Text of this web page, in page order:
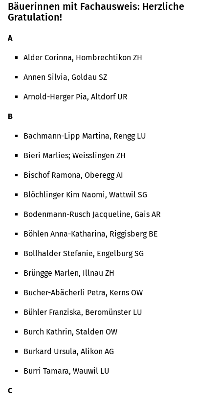
Bäuerinnen mit Fachausweis: Herzliche
Gratulation!
A
Alder Corinna, Hombrechtikon ZH
Annen Silvia, Goldau SZ
Arnold-Herger Pia, Altdorf UR
B
Bachmann-Lipp Martina, Rengg LU
Bieri Marlies; Weisslingen ZH
Bischof Ramona, Oberegg AI
Blöchlinger Kim Naomi, Wattwil SG
Bodenmann-Rusch Jacqueline, Gais AR
Böhlen Anna-Katharina, Riggisberg BE
Bollhalder Stefanie, Engelburg SG
Brüngge Marlen, Illnau ZH
Bucher-Abächerli Petra, Kerns OW
Bühler Franziska, Beromünster LU
Burch Kathrin, Stalden OW
Burkard Ursula, Alikon AG
Burri Tamara, Wauwil LU
C